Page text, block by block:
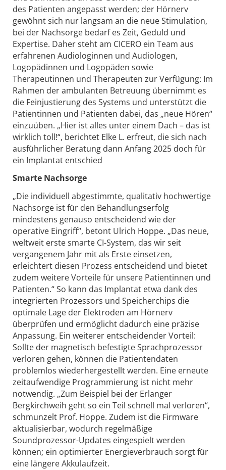
des Patienten angepasst werden; der Hörnerv
gewöhnt sich nur langsam an die neue Stimulation,
bei der Nachsorge bedarf es Zeit, Geduld und
Expertise. Daher steht am CICERO ein Team aus
erfahrenen Audiologinnen und Audiologen,
Logopädinnen und Logopäden sowie
Therapeutinnen und Therapeuten zur Verfügung: Im
Rahmen der ambulanten Betreuung übernimmt es
die Feinjustierung des Systems und unterstützt die
Patientinnen und Patienten dabei, das „neue Hören“
einzuüben. „Hier ist alles unter einem Dach – das ist
wirklich toll!“, berichtet Elke L. erfreut, die sich nach
ausführlicher Beratung dann Anfang 2025 doch für
ein Implantat entschied
Smarte Nachsorge
„Die individuell abgestimmte, qualitativ hochwertige
Nachsorge ist für den Behandlungserfolg
mindestens genauso entscheidend wie der
operative Eingriff“, betont Ulrich Hoppe. „Das neue,
weltweit erste smarte CI-System, das wir seit
vergangenem Jahr mit als Erste einsetzen,
erleichtert diesen Prozess entscheidend und bietet
zudem weitere Vorteile für unsere Patientinnen und
Patienten.“ So kann das Implantat etwa dank des
integrierten Prozessors und Speicherchips die
optimale Lage der Elektroden am Hörnerv
überprüfen und ermöglicht dadurch eine präzise
Anpassung. Ein weiterer entscheidender Vorteil:
Sollte der magnetisch befestigte Sprachprozessor
verloren gehen, können die Patientendaten
problemlos wiederhergestellt werden. Eine erneute
zeitaufwendige Programmierung ist nicht mehr
notwendig. „Zum Beispiel bei der Erlanger
Bergkirchweih geht so ein Teil schnell mal verloren“,
schmunzelt Prof. Hoppe. Zudem ist die Firmware
aktualisierbar, wodurch regelmäßige
Soundprozessor-Updates eingespielt werden
können; ein optimierter Energieverbrauch sorgt für
eine längere Akkulaufzeit.